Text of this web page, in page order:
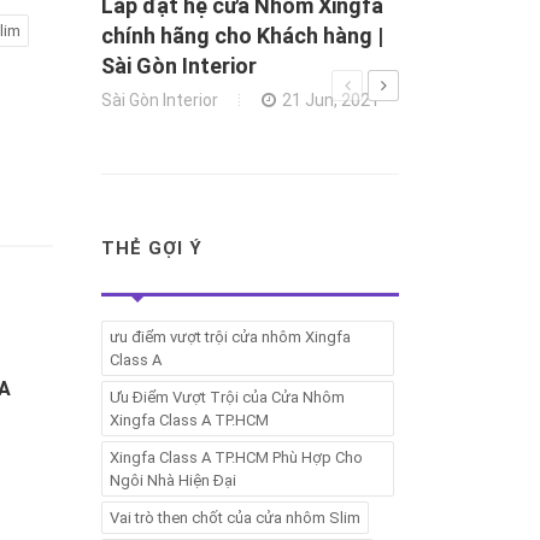
Lắp đặt hệ cửa Nhôm Xingfa
chính hãng cho Khách hàng |
Sài Gòn Interior
Sài Gòn Interior 21 Jun, 2021
THẺ GỢI Ý
ưu điểm vượt trội cửa nhôm Xingfa
Class A
Ưu Điểm Vượt Trội của Cửa Nhôm
Xingfa Class A TP.HCM
Xingfa Class A TP.HCM Phù Hợp Cho
Ngôi Nhà Hiện Đại
Vai trò then chốt của cửa nhôm Slim